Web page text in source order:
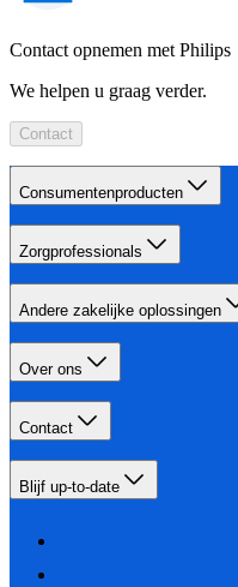
Contact opnemen met Philips
We helpen u graag verder.
Contact
Consumentenproducten
Zorgprofessionals
Andere zakelijke oplossingen
Over ons
Contact
Blijf up-to-date